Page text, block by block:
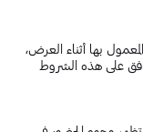
بها أثناء العرض،
على هذه الشروط